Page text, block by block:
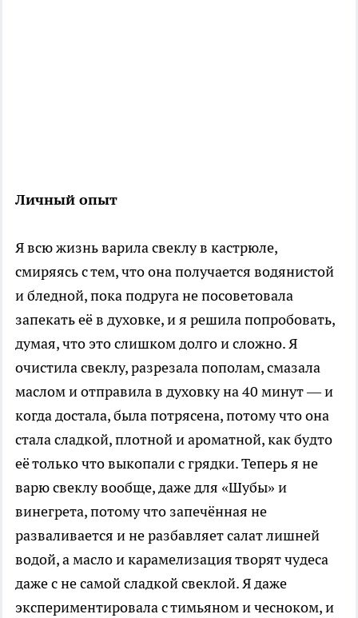
Личный опыт
Я всю жизнь варила свеклу в кастрюле,
смиряясь с тем, что она получается водянистой
и бледной, пока подруга не посоветовала
запекать её в духовке, и я решила попробовать,
думая, что это слишком долго и сложно. Я
очистила свеклу, разрезала пополам, смазала
маслом и отправила в духовку на 40 минут — и
когда достала, была потрясена, потому что она
стала сладкой, плотной и ароматной, как будто
её только что выкопали с грядки. Теперь я не
варю свеклу вообще, даже для «Шубы» и
винегрета, потому что запечённая не
разваливается и не разбавляет салат лишней
водой, а масло и карамелизация творят чудеса
даже с не самой сладкой свеклой. Я даже
экспериментировала с тимьяном и чесноком, и